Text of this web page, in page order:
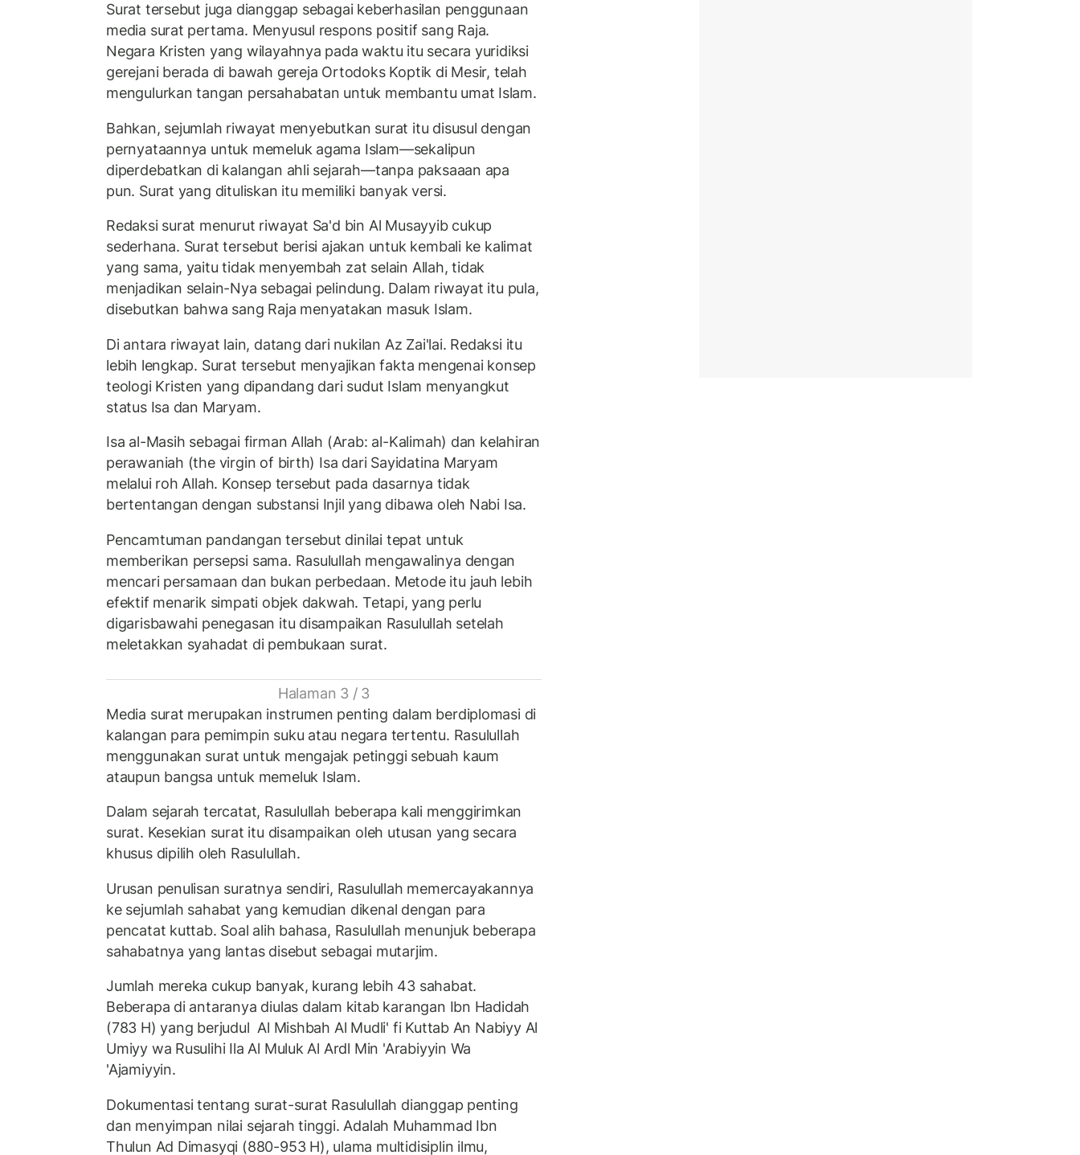
Surat tersebut juga dianggap sebagai keberhasilan penggunaan
media surat pertama. Menyusul respons positif sang Raja.
Negara Kristen yang wilayahnya pada waktu itu secara yuridiksi
gerejani berada di bawah gereja Ortodoks Koptik di Mesir, telah
mengulurkan tangan persahabatan untuk membantu umat Islam.
Bahkan, sejumlah riwayat menyebutkan surat itu disusul dengan
pernyataannya untuk memeluk agama Islam—sekalipun
diperdebatkan di kalangan ahli sejarah—tanpa paksaaan apa
pun. Surat yang dituliskan itu memiliki banyak versi.
Redaksi surat menurut riwayat Sa'd bin Al Musayyib cukup
sederhana. Surat tersebut berisi ajakan untuk kembali ke kalimat
yang sama, yaitu tidak menyembah zat selain Allah, tidak
menjadikan selain-Nya sebagai pelindung. Dalam riwayat itu pula,
disebutkan bahwa sang Raja menyatakan masuk Islam.
Di antara riwayat lain, datang dari nukilan Az Zai'lai. Redaksi itu
lebih lengkap. Surat tersebut menyajikan fakta mengenai konsep
teologi Kristen yang dipandang dari sudut Islam menyangkut
status Isa dan Maryam.
Isa al-Masih sebagai firman Allah (Arab: al-Kalimah) dan kelahiran
perawaniah (the virgin of birth) Isa dari Sayidatina Maryam
melalui roh Allah. Konsep tersebut pada dasarnya tidak
bertentangan dengan substansi Injil yang dibawa oleh Nabi Isa.
Pencamtuman pandangan tersebut dinilai tepat untuk
memberikan persepsi sama. Rasulullah mengawalinya dengan
mencari persamaan dan bukan perbedaan. Metode itu jauh lebih
efektif menarik simpati objek dakwah. Tetapi, yang perlu
digarisbawahi penegasan itu disampaikan Rasulullah setelah
meletakkan syahadat di pembukaan surat.
Halaman 3 / 3
Media surat merupakan instrumen penting dalam berdiplomasi di
kalangan para pemimpin suku atau negara tertentu. Rasulullah
menggunakan surat untuk mengajak petinggi sebuah kaum
ataupun bangsa untuk memeluk Islam.
Dalam sejarah tercatat, Rasulullah beberapa kali menggirimkan
surat. Kesekian surat itu disampaikan oleh utusan yang secara
khusus dipilih oleh Rasulullah.
Urusan penulisan suratnya sendiri, Rasulullah memercayakannya
ke sejumlah sahabat yang kemudian dikenal dengan para
pencatat kuttab. Soal alih bahasa, Rasulullah menunjuk beberapa
sahabatnya yang lantas disebut sebagai mutarjim.
Jumlah mereka cukup banyak, kurang lebih 43 sahabat.
Beberapa di antaranya diulas dalam kitab karangan Ibn Hadidah
(783 H) yang berjudul Al Mishbah Al Mudli' fi Kuttab An Nabiyy Al
Umiyy wa Rusulihi Ila Al Muluk Al Ardl Min 'Arabiyyin Wa
'Ajamiyyin.
Dokumentasi tentang surat-surat Rasulullah dianggap penting
dan menyimpan nilai sejarah tinggi. Adalah Muhammad Ibn
Thulun Ad Dimasyqi (880-953 H), ulama multidisiplin ilmu,